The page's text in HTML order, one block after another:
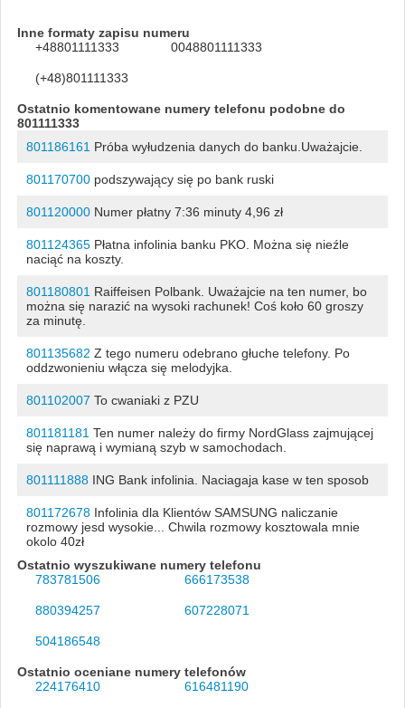
Inne formaty zapisu numeru
+48801111333
0048801111333
(+48)801111333
Ostatnio komentowane numery telefonu podobne do
801111333
801186161 Próba wyłudzenia danych do banku.Uważajcie.
801170700podszywający się po bank ruski
801120000Numer płatny 7:36 minuty 4,96 zł
801124365Płatna infolinia banku PKO. Można się nieźle
naciąć na koszty.
801180801 Raiffeisen Polbank. Uważajcie na ten numer, bo
można się narazić na wysoki rachunek! Coś koło 60 groszy
za minutę.
801135682 Z tego numeru odebrano głuche telefony. Po
oddzwonieniu włącza się melodyjka.
801102007 To cwaniaki z PZU
801181181 Ten numer należy do firmy NordGlass zajmującej
się naprawą i wymianą szyb w samochodach.
801111888ING Bank infolinia. Naciagaja kase w ten sposob
801172678Infolinia dla Klientów SAMSUNG naliczanie
rozmowy jesd wysokie... Chwila rozmowy kosztowala mnie
okolo 40zł
Ostatnio wyszukiwane numery telefonu
783781506
666173538
880394257 607228071
504186548
Ostatnio oceniane numery telefonów
224176410
616481190